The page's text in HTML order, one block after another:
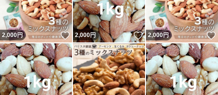
2,000円 いいね！
2,000円 いいね！
2,000円